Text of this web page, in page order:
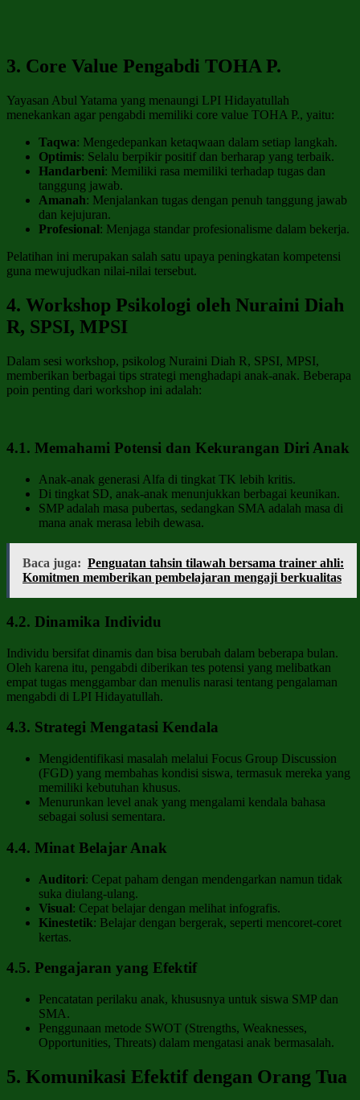
3. Core Value Pengabdi TOHA P.
Yayasan Abul Yatama yang menaungi LPI Hidayatullah
menekankan agar pengabdi memiliki core value TOHA P., yaitu:
Taqwa: Mengedepankan ketaqwaan dalam setiap langkah.
Optimis: Selalu berpikir positif dan berharap yang terbaik.
Handarbeni: Memiliki rasa memiliki terhadap tugas dan
tanggung jawab.
Amanah: Menjalankan tugas dengan penuh tanggung jawab
dan kejujuran.
Profesional: Menjaga standar profesionalisme dalam bekerja.
Pelatihan ini merupakan salah satu upaya peningkatan kompetensi
guna mewujudkan nilai-nilai tersebut.
4. Workshop Psikologi oleh Nuraini Diah
R, SPSI, MPSI
Dalam sesi workshop, psikolog Nuraini Diah R, SPSI, MPSI,
memberikan berbagai tips strategi menghadapi anak-anak. Beberapa
poin penting dari workshop ini adalah:
4.1. Memahami Potensi dan Kekurangan Diri Anak
Anak-anak generasi Alfa di tingkat TK lebih kritis.
Di tingkat SD, anak-anak menunjukkan berbagai keunikan.
SMP adalah masa pubertas, sedangkan SMA adalah masa di
mana anak merasa lebih dewasa.
Baca juga: Penguatan tahsin tilawah bersama trainer ahli:
Komitmen memberikan pembelajaran mengaji berkualitas
4.2. Dinamika Individu
Individu bersifat dinamis dan bisa berubah dalam beberapa bulan.
Oleh karena itu, pengabdi diberikan tes potensi yang melibatkan
empat tugas menggambar dan menulis narasi tentang pengalaman
mengabdi di LPI Hidayatullah.
4.3. Strategi Mengatasi Kendala
Mengidentifikasi masalah melalui Focus Group Discussion
(FGD) yang membahas kondisi siswa, termasuk mereka yang
memiliki kebutuhan khusus.
Menurunkan level anak yang mengalami kendala bahasa
sebagai solusi sementara.
4.4. Minat Belajar Anak
Auditori: Cepat paham dengan mendengarkan namun tidak
suka diulang-ulang.
Visual: Cepat belajar dengan melihat infografis.
Kinestetik: Belajar dengan bergerak, seperti mencoret-coret
kertas.
4.5. Pengajaran yang Efektif
Pencatatan perilaku anak, khususnya untuk siswa SMP dan
SMA.
Penggunaan metode SWOT (Strengths, Weaknesses,
Opportunities, Threats) dalam mengatasi anak bermasalah.
5. Komunikasi Efektif dengan Orang Tua